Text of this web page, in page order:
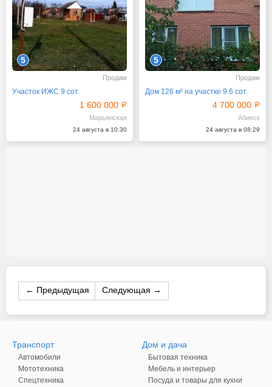
5
Продам
Участок ИЖС 9 сот.
1 600 000
Марьянская
24 августа в 10:30
5
Продам
Дом 126 м² на участке 9.6 сот.
4 700 000
Абинск
24 августа в 08:29
← Предыдущая Следующая →
Транспорт
Автомобили
Мототехника
Спецтехника
Дом и дача
Бытовая техника
Мебель и интерьер
Посуда и товары для кухни